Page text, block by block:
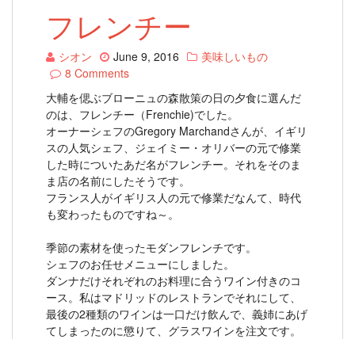
フレンチー
シオン June 9, 2016
美味しいもの
8 Comments
大輔を偲ぶブローニュの森散策の日の夕食に選んだ
のは、フレンチー（Frenchie)でした。
オーナーシェフのGregory Marchandさんが、イギリ
スの人気シェフ、ジェイミー・オリバーの元で修業
した時についたあだ名がフレンチー。それをそのま
ま店の名前にしたそうです。
フランス人がイギリス人の元で修業だなんて、時代
も変わったものですね～。
季節の素材を使ったモダンフレンチです。
シェフのお任せメニューにしました。
ダンナだけそれぞれのお料理に合うワイン付きのコ
ース。私はマドリッドのレストランでそれにして、
最後の2種類のワインは一口だけ飲んで、義姉にあげ
てしまったのに懲りて、グラスワインを注文です。